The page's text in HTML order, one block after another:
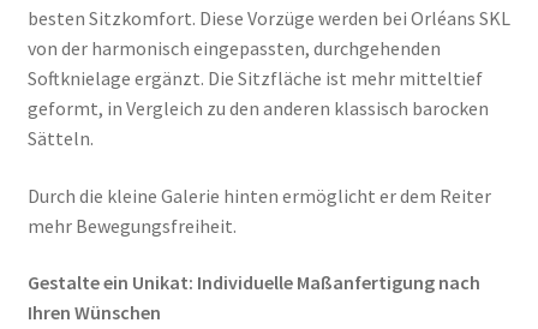
besten Sitzkomfort. Diese Vorzüge werden bei Orléans SKL
von der harmonisch eingepassten, durchgehenden
Softknielage ergänzt. Die Sitzfläche ist mehr mitteltief
geformt, in Vergleich zu den anderen klassisch barocken
Sätteln.
Durch die kleine Galerie hinten ermöglicht er dem Reiter
mehr Bewegungsfreiheit.
Gestalte ein Unikat: Individuelle Maßanfertigung nach
Ihren Wünschen